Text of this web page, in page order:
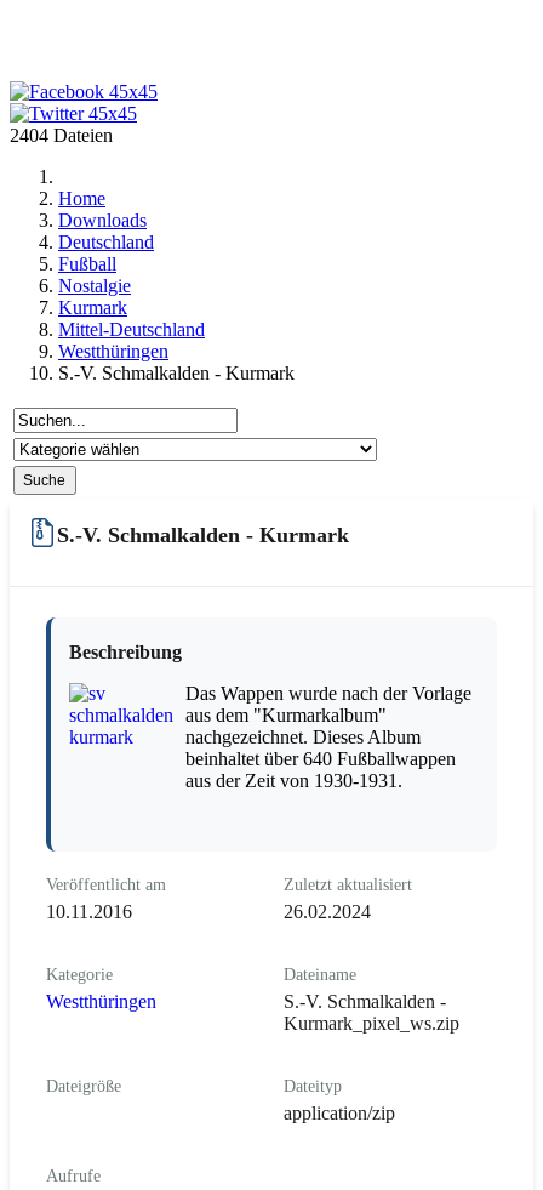
2404 Dateien
Home
Downloads
Deutschland
Fußball
Nostalgie
Kurmark
Mittel-Deutschland
Westthüringen
S.-V. Schmalkalden - Kurmark
S.-V. Schmalkalden - Kurmark
Beschreibung
Das Wappen wurde nach der Vorlage
aus dem "Kurmarkalbum"
nachgezeichnet. Dieses Album
beinhaltet über 640 Fußballwappen
aus der Zeit von 1930-1931.
Veröffentlicht am
10.11.2016
Zuletzt aktualisiert
26.02.2024
Kategorie
Westthüringen
Dateiname
S.-V. Schmalkalden -
Kurmark_pixel_ws.zip
Dateigröße Dateityp
application/zip
Aufrufe